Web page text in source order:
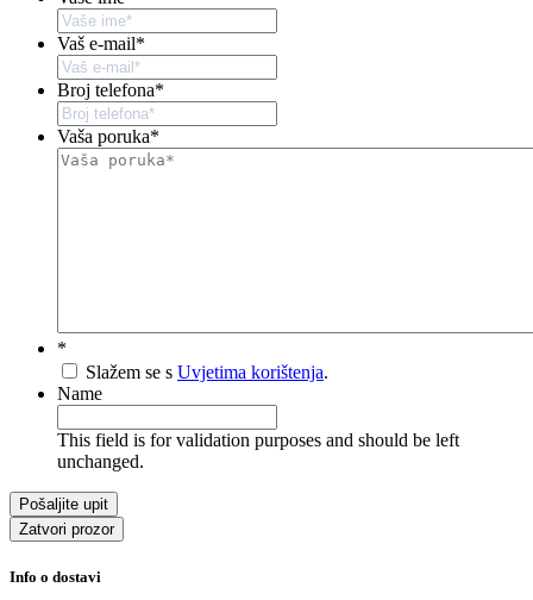
Vaš e-mail*
Broj telefona*
Vaša poruka*
*
Slažem se s Uvjetima korištenja.
Name
This field is for validation purposes and should be left
unchanged.
Zatvori prozor
Info o dostavi